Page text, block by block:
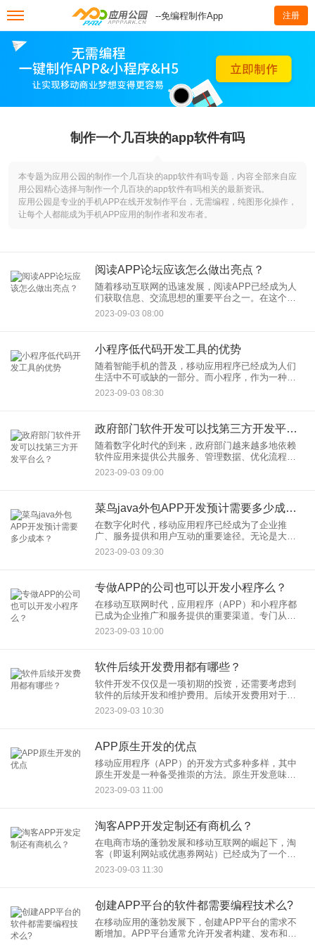
--免编程制作App 注册
制作一个几百块的app软件有吗
本专题为应用公园的制作一个几百块的app软件有吗专题，内容全部来自应
用公园精心选择与制作一个几百块的app软件有吗相关的最新资讯。
应用公园是专业的手机APP在线开发制作平台，无需编程，纯图形化操作，
让每个人都能成为手机APP应用的制作者和发布者。
阅读APP论坛应该怎么做出亮点？
随着移动互联网的迅速发展，阅读APP已经成为人
们获取信息、交流思想的重要平台之一。在这个竞
争激烈的市场中，如何让自己的阅读APP论坛脱颖
而出，吸引更多用户成为一项关键挑战。要做出亮
2023-09-03 08:00
小程序低代码开发工具的优势
随着智能手机的普及，移动应用程序已经成为人们
生活中不可或缺的一部分。而小程序，作为一种轻
量级的应用，正在迅速崭露头角。为了满足不断增
长的小程序需求，开发工具也在不断演进。其中，
2023-09-03 08:30
政府部门软件开发可以找第三方开发平台么？
随着数字化时代的到来，政府部门越来越多地依赖
软件应用来提供公共服务、管理数据、优化流程
等。在政府软件开发领域，有一个重要的决策问
题：是自行开发还是借助第三方开发平台？本文将
2023-09-03 09:00
菜鸟java外包APP开发预计需要多少成本？
在数字化时代，移动应用程序已经成为了企业推
广、服务提供和用户互动的重要途径。无论是大型
企业还是初创公司，外包APP开发成为了一种常见
的选择，特别是对于那些没有内部开发团队的公
2023-09-03 09:30
专做APP的公司也可以开发小程序么？
在移动互联网时代，应用程序（APP）和小程序都
已成为企业推广和服务提供的重要渠道。专门从事
APP开发的公司是否可以开发小程序？这个问题常
常引起讨论。本文将探讨这一问题，分析专做APP
2023-09-03 10:00
软件后续开发费用都有哪些？
软件开发不仅仅是一项初期的投资，还需要考虑到
软件的后续开发和维护费用。后续开发费用对于确
保软件持续运行、满足用户需求以及跟踪技术演进
至关重要。本文将探讨软件后续开发费用的主要方
2023-09-03 10:30
APP原生开发的优点
移动应用程序（APP）的开发方式多种多样，其中
原生开发是一种备受推崇的方法。原生开发意味着
应用程序是专门为特定平台（如iOS或Android）编
写的，充分利用了该平台的特性和性能。在这篇文
2023-09-03 11:00
淘客APP开发定制还有商机么？
在电商市场的蓬勃发展和移动互联网的崛起下，淘
客（即返利网站或优惠券网站）已经成为了一个备
受欢迎的在线赚钱方式。淘客通过向用户提供优惠
券、折扣信息以及购物返利，为用户节省购物开
2023-09-03 11:30
创建APP平台的软件都需要编程技术么?
在移动应用的蓬勃发展下，创建APP平台的需求不
断增加。APP平台通常允许开发者构建、发布和管